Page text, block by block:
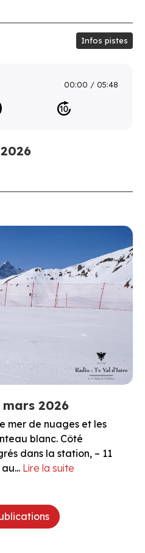
Infos pistes
00:00 05:48
2026
mer de nuages et les
blanc. Côté
dans la station, – 11
Lire la suite